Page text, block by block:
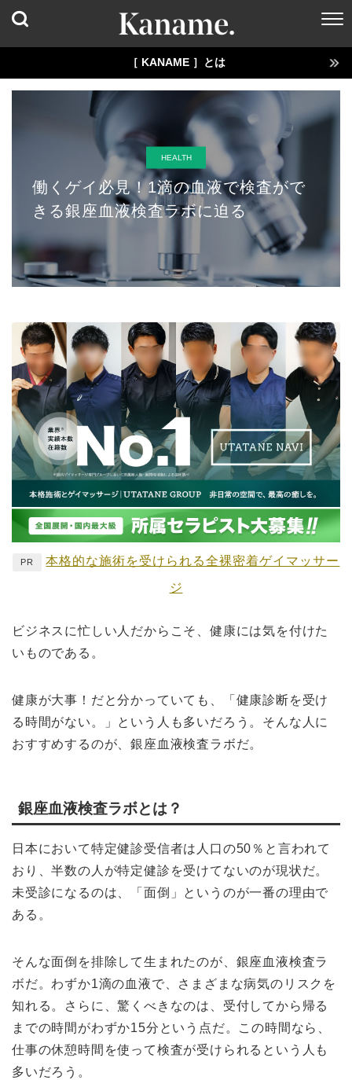
［ KANAME ］とは
HEALTH
働くゲイ必見！1滴の血液で検査がで
きる銀座血液検査ラボに迫る
PR 本格的な施術を受けられる全裸密着ゲイマッサー
ジ
ビジネスに忙しい人だからこそ、健康には気を付けた
いものである。
健康が大事！だと分かっていても、「健康診断を受け
る時間がない。」という人も多いだろう。そんな人に
おすすめするのが、銀座血液検査ラボだ。
銀座血液検査ラボとは？
日本において特定健診受信者は人口の50％と言われて
おり、半数の人が特定健診を受けてないのが現状だ。
未受診になるのは、「面倒」というのが一番の理由で
ある。
そんな面倒を排除して生まれたのが、銀座血液検査ラ
ボだ。わずか1滴の血液で、さまざまな病気のリスクを
知れる。さらに、驚くべきなのは、受付してから帰る
までの時間がわずか15分という点だ。この時間なら、
仕事の休憩時間を使って検査が受けられるという人も
多いだろう。